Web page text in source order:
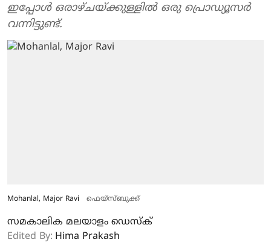
ഇപ്പോള്‍ ഒരാഴ്ചയ്ക്കുള്ളില്‍ ഒരു പ്രൊഡ്യൂസര്‍
വന്നിട്ടുണ്ട്.
Mohanlal, Major Ravi ഫെയ്സ്ബുക്ക്‌
സമകാലിക മലയാളം ഡെസ്ക്
Edited By: Hima Prakash